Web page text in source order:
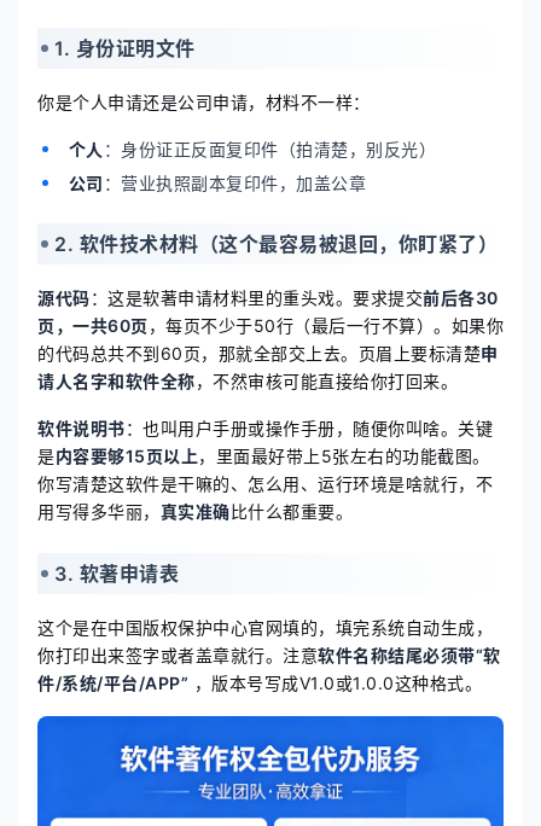
1. 身份证明文件
你是个人申请还是公司申请，材料不一样：
个人 ：身份证正反面复印件（拍清楚，别反光）
公司 ：营业执照副本复印件，加盖公章
2. 软件技术材料（这个最容易被退回，你盯紧了）
源代码：这是软著申请材料里的重头戏。要求提交前后各30
页，一共60页，每页不少于50行（最后一行不算）。如果你
的代码总共不到60页，那就全部交上去。页眉上要标清楚申
请人名字和软件全称，不然审核可能直接给你打回来。
软件说明书：也叫用户手册或操作手册，随便你叫啥。关键
是内容要够15页以上，里面最好带上5张左右的功能截图。
你写清楚这软件是干嘛的、怎么用、运行环境是啥就行，不
用写得多华丽， 真实准确比什么都重要。
3. 软著申请表
这个是在中国版权保护中心官网填的，填完系统自动生成，
你打印出来签字或者盖章就行。注意软件名称结尾必须带“软
件/系统/平台/APP” ，版本号写成V1.0或1.0.0这种格式。